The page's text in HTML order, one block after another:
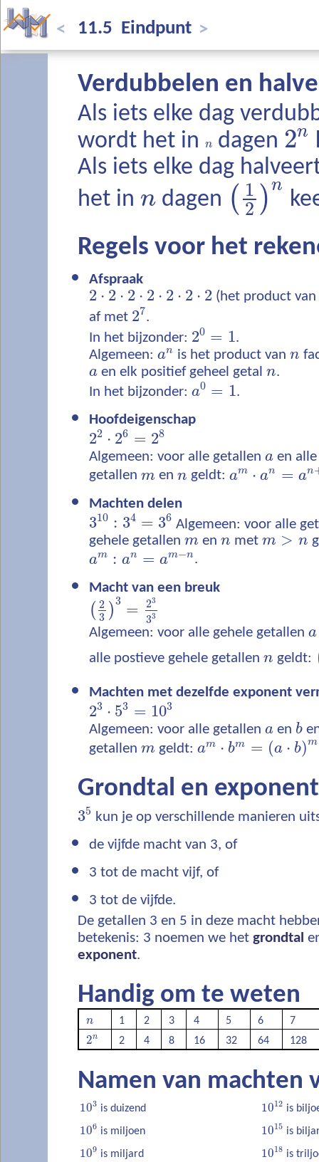
< 11.5 Eindpunt >
Verdubbelen en
Als iets elke dag
wordt het in
n dagen 2n
Als iets elke dag
het in n dagen ( 1
2 ) n
Regels voor het
Afspraak
2 ⋅ 2 ⋅ 2 ⋅ 2 ⋅ 2 ⋅ 2 ⋅ 2 (het product
af met 27.
In het bijzonder: 20 = 1.
Algemeen: an is het product vann
a en elk positief geheel getal n.
In het bijzonder: a0 = 1.
Hoofdeigenschap
22 ⋅ 26 = 28
Algemeen: voor alle getallen a en
getallen m en n geldt: am ⋅ an = an
Machten delen
310 : 34 = 36 Algemeen: voor alle
gehele getallen m en n met m > n
am : an = am−n .
Macht van een breuk
( 2
3 )
3 = 23
33
Algemeen: voor alle gehele getallen a
alle postieve gehele getallen n geldt:
Machten met dezelfde exponent
23 ⋅ 53 = 103
Algemeen: voor alle getallen a en b
getallen m geldt: am ⋅ bm = (a ⋅ b)m
Grondtal en exponent
35 kun je op verschillende manieren
de vijfde macht van 3, of
3 tot de macht vijf, of
3 tot de vijfde.
De getallen 3 en 5 in deze macht
betekenis: 3 noemen we het grondtal
exponent.
Handig om te weten
n 1 2 3 4 5 6 7
2n 2 4 8 16 32 64 128
Namen van machten
103 is duizend 1012 is
106 is miljoen 1015 is
109 is miljard 1018 is